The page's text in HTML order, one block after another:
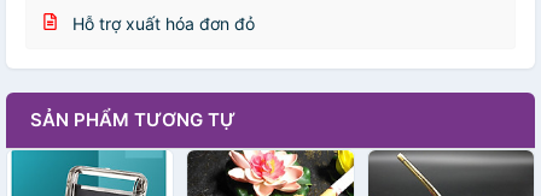
Hỗ trợ xuất hóa đơn đỏ
SẢN PHẨM TƯƠNG TỰ